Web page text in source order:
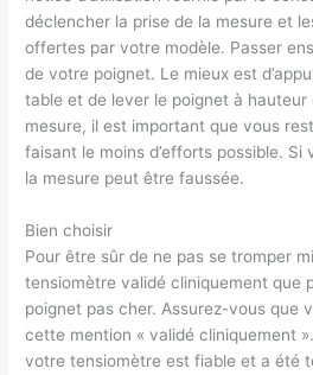
déclencher la prise de la mesure et
offertes par votre modèle. Passer
de votre poignet. Le mieux est
table et de lever le poignet à
mesure, il est important que vous
faisant le moins d’efforts possible. Si
la mesure peut être faussée.
Bien choisir
Pour être sûr de ne pas se tromper
tensiomètre validé cliniquement que
poignet pas cher. Assurez-vous que
cette mention « validé cliniquement
votre tensiomètre est fiable et a été